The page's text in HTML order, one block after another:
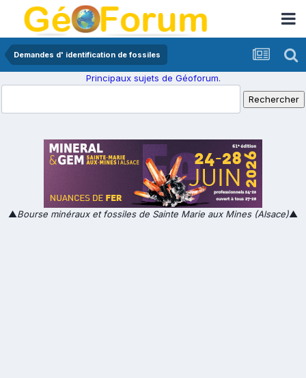
Demandes d' identification de fossiles
Principaux sujets de Géoforum.
▲Bourse minéraux et fossiles de Sainte Marie aux Mines (Alsace)▲